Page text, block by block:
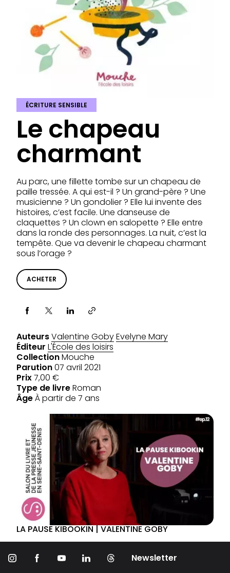
ÉCRITURE SENSIBLE
Le chapeau
charmant
Au parc, une fillette tombe sur un chapeau de
paille tressée. A qui est-il ? Un grand-père ? Une
musicienne ? Un gondolier ? Elle lui invente des
histoires, c’est facile. Une danseuse de
claquettes ? Un clown en salopette ? Elle entre
dans la ronde des personnages. La nuit, c’est la
tempête. Que va devenir le chapeau charmant
sous l’orage ?
ACHETER
Partager via
AuteursValentine GobyEvelyne Mary
Éditeur L'École des loisirs
CollectionMouche
Parution07 avril 2021
Prix7,00 €
Type de livreRoman
ÂgeÀ partir de 7 ans
LA PAUSE KIBOOKIN | VALENTINE GOBY
Newsletter